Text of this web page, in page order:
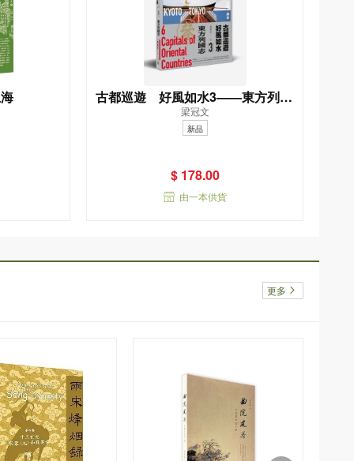
古都巡遊 好風如水3——東方列國
志
梁冠文
新品
$ 178.00
由一本供貨
更多